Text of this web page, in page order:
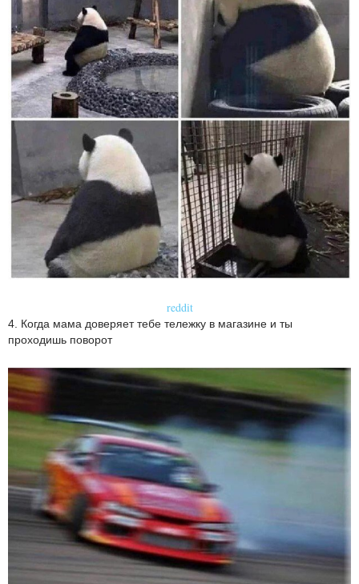
reddit
4. Когда мама доверяет тебе тележку в магазине и ты
проходишь поворот